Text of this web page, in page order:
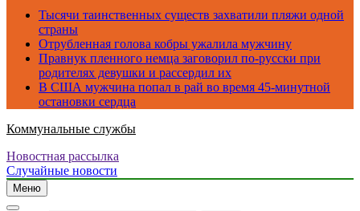
Тысячи таинственных существ захватили пляжи одной
страны
Отрубленная голова кобры ужалила мужчину
Правнук пленного немца заговорил по-русски при
родителях девушки и рассердил их
В США мужчина попал в рай во время 45-минутной
остановки сердца
Коммунальные службы
Новостная рассылка
Случайные новости
Меню